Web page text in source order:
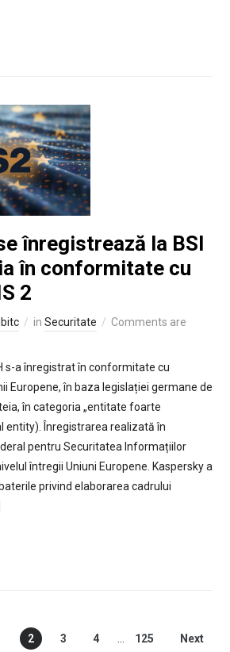
înregistrează la BSI
în conformitate cu
2
in Securitate
Comments are
s-a înregistrat în conformitate cu
Europene, în baza legislației germane de
în categoria „entitate foarte
entity). Înregistrarea realizată în
pentru Securitatea Informațiilor
întregii Uniuni Europene. Kaspersky a
privind elaborarea cadrului
2 3 4 125 Next